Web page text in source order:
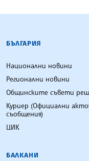
БЪЛГАРСКА
БЪЛГАРИЯ
Национални новини
Регионални новини
Общинските съвети
Куриер (Официални
съобщения)
ЦИК
БАЛКАНИ